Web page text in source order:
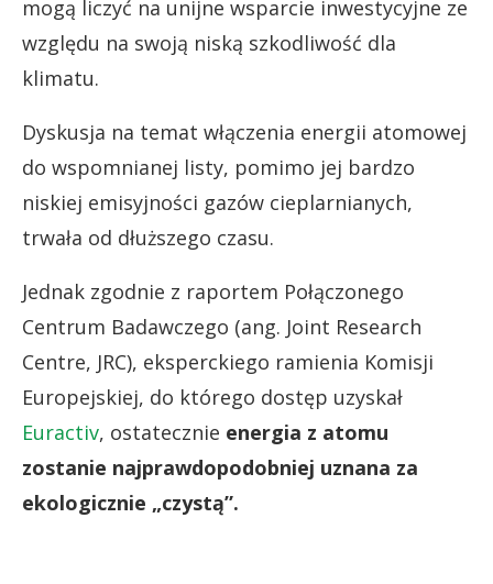
mogą liczyć na unijne wsparcie inwestycyjne ze
względu na swoją niską szkodliwość dla
klimatu.
Dyskusja na temat włączenia energii atomowej
do wspomnianej listy, pomimo jej bardzo
niskiej emisyjności gazów cieplarnianych,
trwała od dłuższego czasu.
Jednak zgodnie z raportem Połączonego
Centrum Badawczego (ang. Joint Research
Centre, JRC), eksperckiego ramienia Komisji
Europejskiej, do którego dostęp uzyskał
Euractiv, ostatecznie energia z atomu
zostanie najprawdopodobniej uznana za
ekologicznie „czystą”.